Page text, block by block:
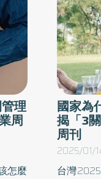
理
周
怎麼
國家為
揭「3
周刊
2025/01/
台灣